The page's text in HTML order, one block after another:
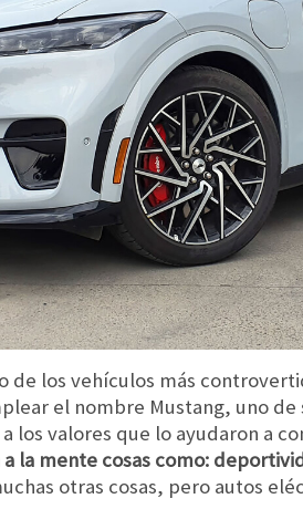
de los vehículos más
el nombre Mustang, uno
los valores que lo ayudaron a
a la mente cosas como:
otras cosas, pero autos